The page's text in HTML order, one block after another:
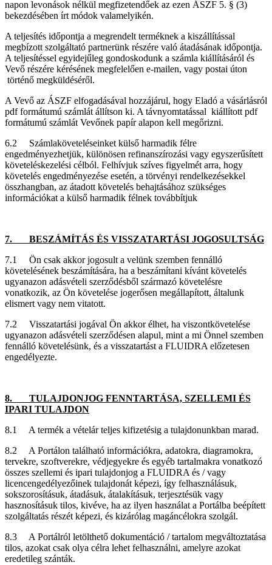
napon levonások nélkül megfizetendőek az ezen ÁSZF 5. § (3)
bekezdésében írt módok valamelyikén.
A teljesítés időpontja a megrendelt terméknek a kiszállítással
megbízott szolgáltató partnerünk részére való átadásának időpontja.
A teljesítéssel egyidejűleg gondoskodunk a számla kiállításáról és
Vevő részére kérésének megfelelően e-mailen, vagy postai úton
történő megküldéséről.
A Vevő az ÁSZF elfogadásával hozzájárul, hogy Eladó a vásárlásról
pdf formátumú számlát állítson ki. A távnyomtatással kiállított pdf
formátumú számlát Vevőnek papír alapon kell megőrizni.
6.2 Számlaköveteléseinket külső harmadik félre
engedményezhetjük, különösen refinanszírozási vagy egyszerűsített
követeléskezelési célból. Felhívjuk szíves figyelmét arra, hogy
követelés engedményezése esetén, a törvényi rendelkezésekkel
összhangban, az átadott követelés behajtásához szükséges
információkat a külső harmadik félnek továbbítjuk
7. BESZÁMÍTÁS ÉS VISSZATARTÁSI JOGOSULTSÁG
7.1 Ön csak akkor jogosult a velünk szemben fennálló
követelésének beszámítására, ha a beszámítani kívánt követelés
ugyanazon adásvételi szerződésből származó követelésre
vonatkozik, az Ön követelése jogerősen megállapított, általunk
elismert vagy nem vitatott.
7.2 Visszatartási jogával Ön akkor élhet, ha viszontkövetelése
ugyanazon adásvételi szerződésen alapul, mint a mi Önnel szemben
fennálló követelésünk, és a visszatartást a FLUIDRA előzetesen
engedélyezte.
8. TULAJDONJOG FENNTARTÁSA, SZELLEMI ÉS
IPARI TULAJDON
8.1 A termék a vételár teljes kifizetésig a tulajdonunkban marad.
8.2 A Portálon található információkra, adatokra, diagramokra,
tervekre, szoftverekre, védjegyekre és egyéb tartalmakra vonatkozó
összes szellemi és ipari tulajdonjog a FLUIDRA és / vagy
licencengedélyezőinek tulajdonát képezi, így felhasználásuk,
sokszorosításuk, átadásuk, átalakításuk, terjesztésük vagy
hasznosításuk tilos, kivéve, ha az ilyen használat a Portálba beépített
szolgáltatás részét képezi, és kizárólag magáncélokra szolgál.
8.3 A Portálról letölthető dokumentáció / tartalom megváltoztatása
tilos, azokat csak olya célra lehet felhasználni, amelyre azokat
eredetileg szánták.